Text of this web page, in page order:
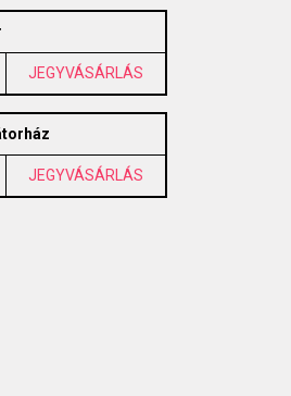
JEGYVÁSÁRLÁS
JEGYVÁSÁRLÁS